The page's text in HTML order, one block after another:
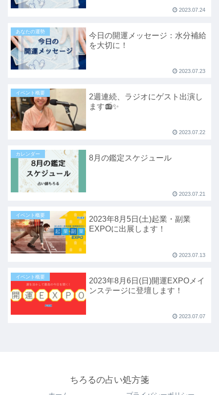
2023.07.24
あなたの運勢
今日の開運メッセージ：水分補給
を大切に！
2023.07.23
イベント概要
2週連続、ラジオにゲスト出演し
ます📻✨
2023.07.22
カレンダー 8月の鑑定スケジュール
2023.07.21
イベント概要
2023年8月5日(土)起業・副業
EXPOに出展します！
2023.07.13
イベント概要
2023年8月6日(日)開運EXPOメイ
ンステージに登壇します！
2023.07.07
ちろるの占い処方箋